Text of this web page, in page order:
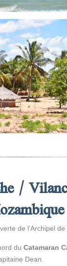
/
de l’Archipel de
du Catamaran
Dean.